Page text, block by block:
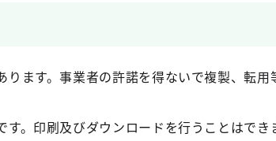
ります。事業者の許諾を得ないで複製、転用
。印刷及びダウンロードを行うことはでき